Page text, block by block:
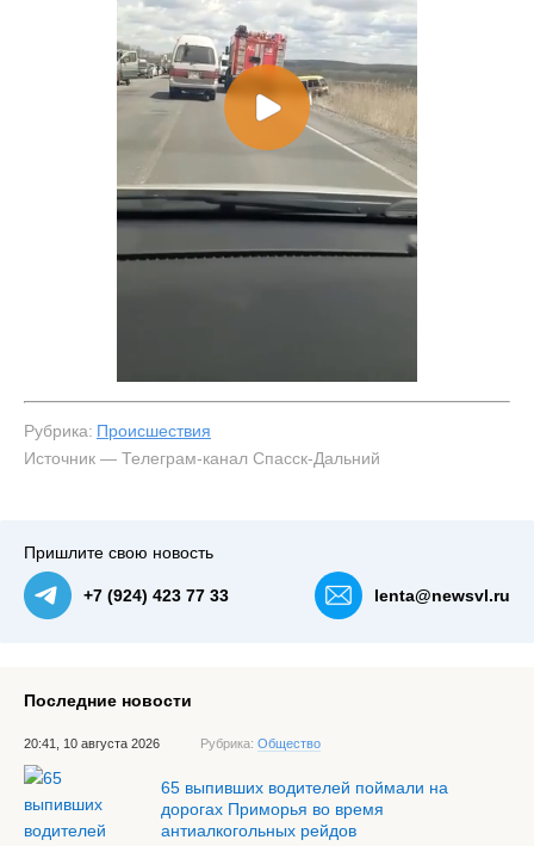
Рубрика: Происшествия
Источник — Телеграм-канал Спасск-Дальний
#1
Пришлите свою новость
+7 (924) 423 77 33 lenta@newsvl.ru
Последние новости
20:41, 10 августа 2026 Рубрика: Общество
65 выпивших водителей поймали на
дорогах Приморья во время
антиалкогольных рейдов